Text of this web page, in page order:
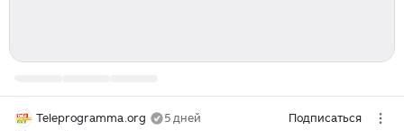
Teleprogramma.org 5 дней Подписаться